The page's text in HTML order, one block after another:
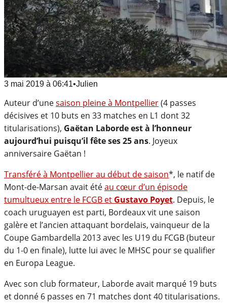
3 mai 2019 à 06:41•Julien
Auteur d’unesaison pleine à Montpellier(4 passes
décisives et 10 buts en 33 matches en L1 dont 32
titularisations), Gaëtan Laborde est à l’honneur
aujourd’hui puisqu’il fête ses 25 ans. Joyeux
anniversaire Gaëtan !
Transféré à Montpellier au début de saison*, le natif de
Mont-de-Marsan avait étéau cœur d’un épisode
tumultueux entre le FCGB et Gustavo Poyet. Depuis, le
coach uruguayen est parti, Bordeaux vit une saison
galère et l’ancien attaquant bordelais, vainqueur de la
Coupe Gambardella 2013 avec les U19 du FCGB (buteur
du 1-0 en finale), lutte lui avec le MHSC pour se qualifier
en Europa League.
Avec son club formateur, Laborde avait marqué 19 buts
et donné 6 passes en 71 matches dont 40 titularisations.